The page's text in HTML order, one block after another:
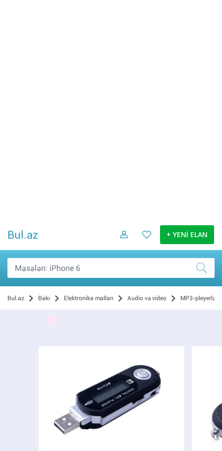
Bul.az + YENİ ELAN
Bul.az Bakı Elektronika malları Audio və video MP3-pleyerlər